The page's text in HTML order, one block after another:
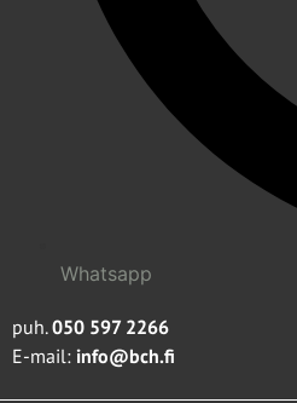
Whatsapp
puh.050 597 2266
E-mail: info@bch.fi